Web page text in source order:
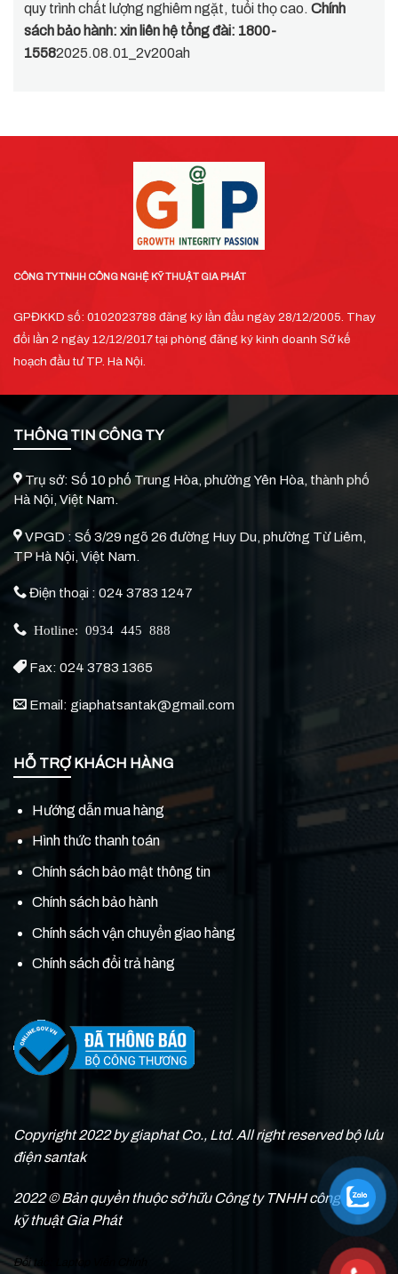
quy trình chất lượng nghiêm ngặt, tuổi thọ cao. Chính
sách bảo hành: xin liên hệ tổng đài: 1800-
15582025.08.01_2v200ah
CÔNG TY TNHH CÔNG NGHỆ KỸ THUẬT GIA PHÁT
GPĐKKD số: 0102023788 đăng ký lần đầu ngày 28/12/2005. Thay
đổi lần 2 ngày 12/12/2017 tại phòng đăng ký kinh doanh Sở kế
hoạch đầu tư TP. Hà Nội.
THÔNG TIN CÔNG TY
Trụ sở: Số 10 phố Trung Hòa, phường Yên Hòa, thành phố
Hà Nội, Việt Nam.
VPGD : Số 3/29 ngõ 26 đường Huy Du, phường Từ Liêm,
TP Hà Nội, Việt Nam.
Điện thoại : 024 3783 1247
Hotline: 0934 445 888
Fax: 024 3783 1365
Email: giaphatsantak@gmail.com
HỖ TRỢ KHÁCH HÀNG
Hướng dẫn mua hàng
Hình thức thanh toán
Chính sách bảo mật thông tin
Chính sách bảo hành
Chính sách vận chuyển giao hàng
Chính sách đổi trả hàng
Copyright 2022 by giaphat Co., Ltd. All right reserved bộ lưu
điện santak
2022 © Bản quyền thuộc sở hữu Công ty TNHH công nghệ
kỹ thuật Gia Phát
Đối tác: Laptop Viễn Chinh